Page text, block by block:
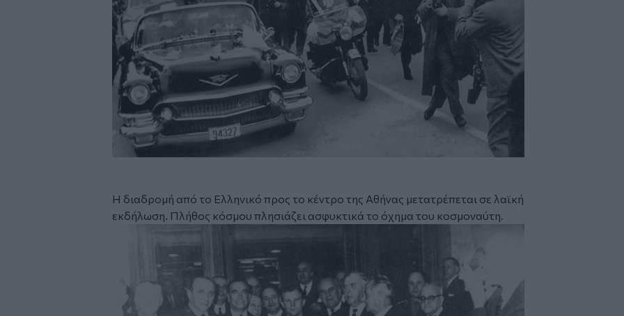
Η διαδρομή από το Ελληνικό προς το κέντρο της Αθήνας μετατρέπεται σε λαϊκή
εκδήλωση. Πλήθος κόσμου πλησιάζει ασφυκτικά το όχημα του κοσμοναύτη.